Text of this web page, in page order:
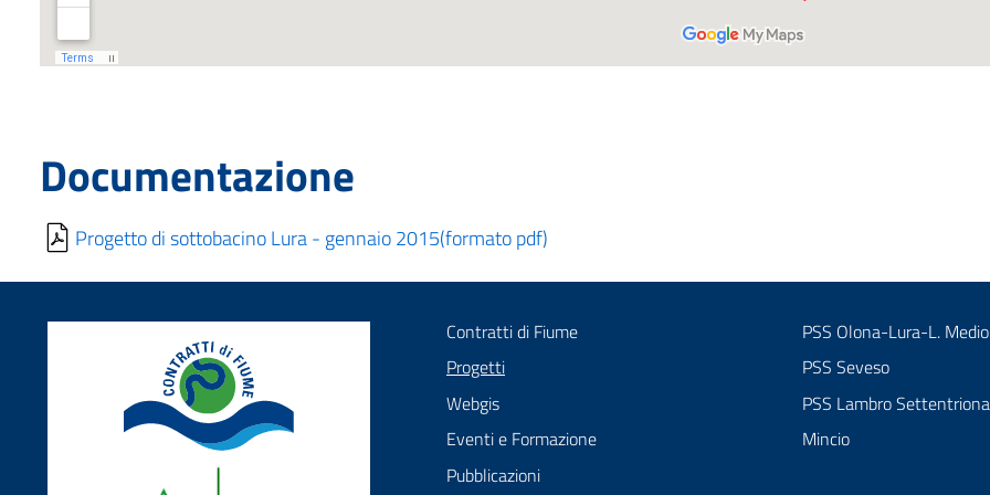
Documentazione
Progetto di sottobacino Lura - gennaio 2015(formato pdf)
Contratti di Fiume
Progetti
Webgis
Eventi e Formazione
Pubblicazioni
PSS Olona-Lura-L.
PSS Seveso
PSS Lambro
Mincio